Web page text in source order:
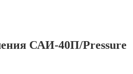
САИ-40П/Pressure